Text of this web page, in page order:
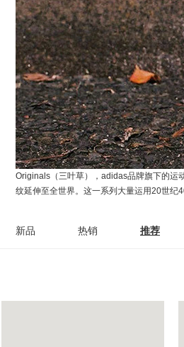
Originals（三叶草），adidas品牌旗下的运
纹延伸至全世界。这一系列大量运用20世
新品 热销 推荐